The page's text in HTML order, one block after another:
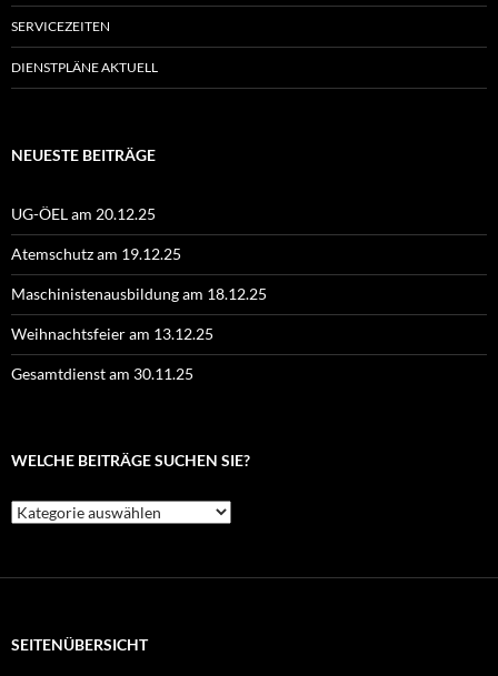
SERVICEZEITEN
DIENSTPLÄNE AKTUELL
NEUESTE BEITRÄGE
UG-ÖEL am 20.12.25
Atemschutz am 19.12.25
Maschinistenausbildung am 18.12.25
Weihnachtsfeier am 13.12.25
Gesamtdienst am 30.11.25
WELCHE BEITRÄGE SUCHEN SIE?
Welche
Beiträge
SEITENÜBERSICHT